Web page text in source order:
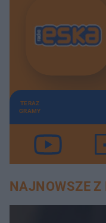
TERAZ
GRAMY
NAJNOWSZE Z